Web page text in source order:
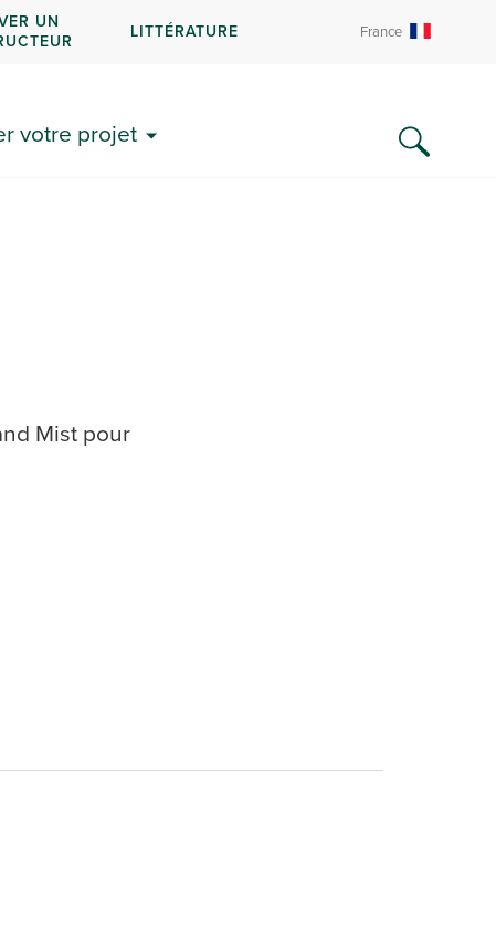
UN
LITTÉRATURE France
votre projet
Mist pour